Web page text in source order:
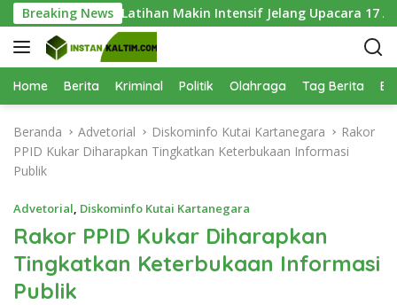
a
g
u
Breaking News
Keenam, Latihan Makin Intensif Jelang Upacara 17 Agustus
Home Berita Kriminal Politik Olahraga Tag Berita
Beranda Advetorial Diskominfo Kutai Kartanegara
Rakor
PPID Kukar Diharapkan Tingkatkan Keterbukaan Informasi
Publik
Advetorial, Diskominfo Kutai Kartanegara
Rakor PPID Kukar Diharapkan
Tingkatkan Keterbukaan Informasi
Publik